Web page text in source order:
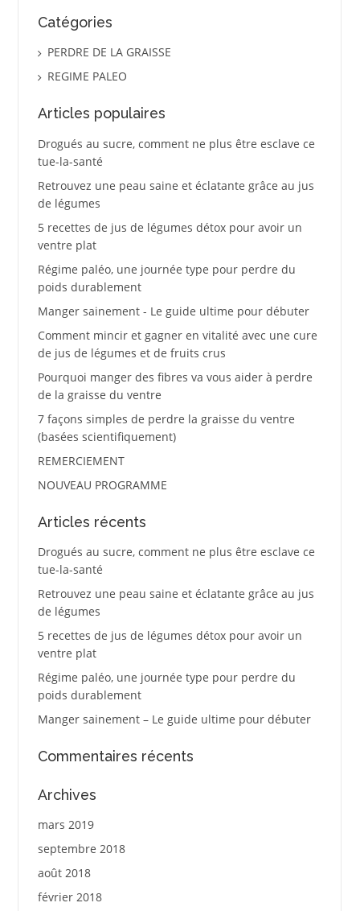
Catégories
PERDRE DE LA GRAISSE
REGIME PALEO
Articles populaires
Drogués au sucre, comment ne plus être esclave ce
tue-la-santé
Retrouvez une peau saine et éclatante grâce au jus
de légumes
5 recettes de jus de légumes détox pour avoir un
ventre plat
Régime paléo, une journée type pour perdre du
poids durablement
Manger sainement - Le guide ultime pour débuter
Comment mincir et gagner en vitalité avec une cure
de jus de légumes et de fruits crus
Pourquoi manger des fibres va vous aider à perdre
de la graisse du ventre
7 façons simples de perdre la graisse du ventre
(basées scientifiquement)
REMERCIEMENT
NOUVEAU PROGRAMME
Articles récents
Drogués au sucre, comment ne plus être esclave ce
tue-la-santé
Retrouvez une peau saine et éclatante grâce au jus
de légumes
5 recettes de jus de légumes détox pour avoir un
ventre plat
Régime paléo, une journée type pour perdre du
poids durablement
Manger sainement – Le guide ultime pour débuter
Commentaires récents
Archives
mars 2019
septembre 2018
août 2018
février 2018